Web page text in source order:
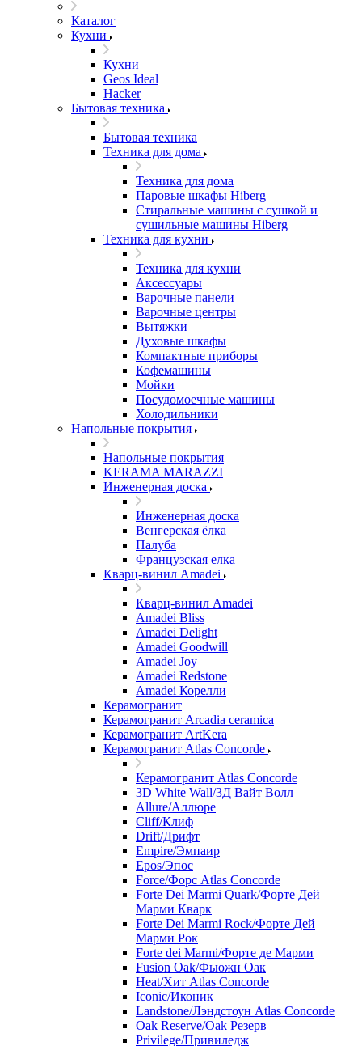
Каталог
Кухни
Кухни
Geos Ideal
Hacker
Бытовая техника
Бытовая техника
Техника для дома
Техника для дома
Паровые шкафы Hiberg
Стиральные машины с сушкой и
сушильные машины Hiberg
Техника для кухни
Техника для кухни
Аксессуары
Варочные панели
Варочные центры
Вытяжки
Духовые шкафы
Компактные приборы
Кофемашины
Мойки
Посудомоечные машины
Холодильники
Напольные покрытия
Напольные покрытия
KERAMA MARAZZI
Инженерная доска
Инженерная доска
Венгерская ёлка
Палуба
Французская елка
Кварц-винил Amadei
Кварц-винил Amadei
Amadei Bliss
Amadei Delight
Amadei Goodwill
Amadei Joy
Amadei Redstone
Amadei Корелли
Керамогранит
Керамогранит Arcadia ceramica
Керамогранит ArtKera
Керамогранит Atlas Concorde
Керамогранит Atlas Concorde
3D White Wall/3Д Вайт Волл
Allure/Аллюрe
Cliff/Клиф
Drift/Дрифт
Empire/Эмпаир
Epos/Эпос
Force/Фoрс Atlas Concorde
Forte Dei Marmi Quark/Форте Дей
Марми Кварк
Forte Dei Marmi Rock/Форте Дей
Марми Рок
Forte dei Marmi/Форте де Марми
Fusion Oak/Фьюжн Оак
Heat/Xит Atlas Concorde
Iconic/Иконик
Landstone/Лэндстоун Atlas Concorde
Oak Reserve/Оak Резepв
Privilege/Привиледж